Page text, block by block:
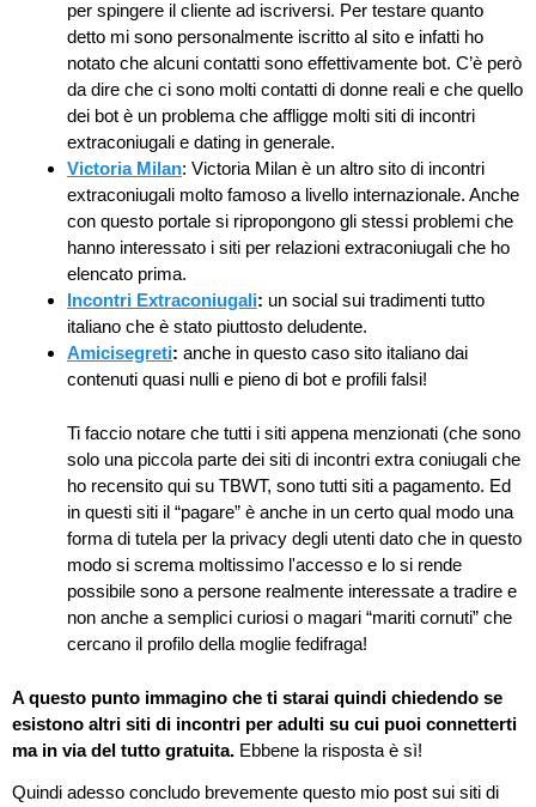
per spingere il cliente ad iscriversi. Per testare quanto
detto mi sono personalmente iscritto al sito e infatti ho
notato che alcuni contatti sono effettivamente bot. C’è però
da dire che ci sono molti contatti di donne reali e che quello
dei bot è un problema che affligge molti siti di incontri
extraconiugali e dating in generale.
Victoria Milan: Victoria Milan è un altro sito di incontri
extraconiugali molto famoso a livello internazionale. Anche
con questo portale si ripropongono gli stessi problemi che
hanno interessato i siti per relazioni extraconiugali che ho
elencato prima.
Incontri Extraconiugali: un social sui tradimenti tutto
italiano che è stato piuttosto deludente.
Amicisegreti: anche in questo caso sito italiano dai
contenuti quasi nulli e pieno di bot e profili falsi!
Ti faccio notare che tutti i siti appena menzionati (che sono
solo una piccola parte dei siti di incontri extra coniugali che
ho recensito qui su TBWT, sono tutti siti a pagamento. Ed
in questi siti il “pagare” è anche in un certo qual modo una
forma di tutela per la privacy degli utenti dato che in questo
modo si screma moltissimo l'accesso e lo si rende
possibile sono a persone realmente interessate a tradire e
non anche a semplici curiosi o magari “mariti cornuti” che
cercano il profilo della moglie fedifraga!
A questo punto immagino che ti starai quindi chiedendo se
esistono altri siti di incontri per adulti su cui puoi connetterti
ma in via del tutto gratuita. Ebbene la risposta è sì!
Quindi adesso concludo brevemente questo mio post sui siti di